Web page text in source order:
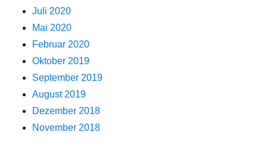
Juli 2020
Mai 2020
Februar 2020
Oktober 2019
September 2019
August 2019
Dezember 2018
November 2018